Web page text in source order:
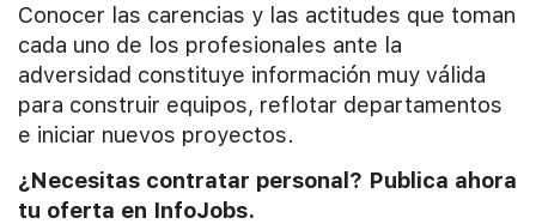
Conocer las carencias y las actitudes que toman
cada uno de los profesionales ante la
adversidad constituye información muy válida
para construir equipos, reflotar departamentos
e iniciar nuevos proyectos.
¿Necesitas contratar personal? Publica ahora
tu oferta en InfoJobs.